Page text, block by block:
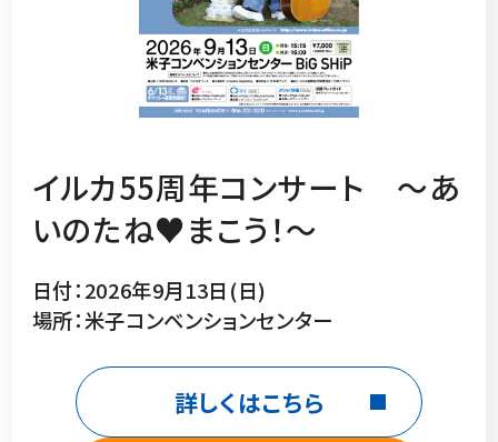
イルカ55周年コンサート ～あ
いのたね♥まこう！～
日付：2026年9月13日(日)
場所：米子コンベンションセンター
詳しくはこちら